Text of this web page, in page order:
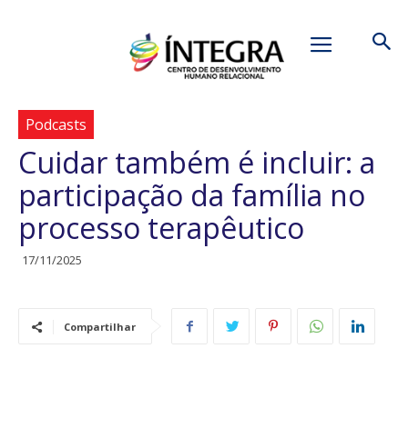
Podcasts
Cuidar também é incluir: a
participação da família no
processo terapêutico
17/11/2025
Compartilhar